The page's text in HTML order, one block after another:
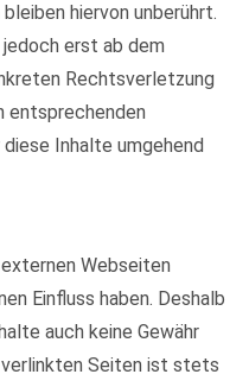
hiervon unberührt.
erst ab dem
Rechtsverletzung
entsprechenden
Inhalte umgehend
Webseiten
Einfluss haben. Deshalb
auch keine Gewähr
verlinkten Seiten ist stets